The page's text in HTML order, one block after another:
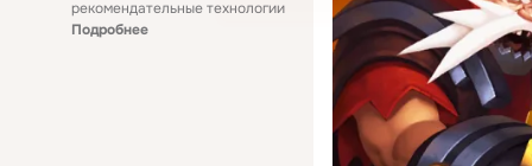
рекомендательные технологии
Подробнее